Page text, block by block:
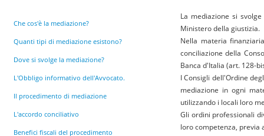
Che cos'è la mediazione?
Quanti tipi di mediazione esistono?
Dove si svolge la mediazione?
L'Obbligo informativo dell'Avvocato.
Il procedimento di mediazione
L'accordo conciliativo
Benefici fiscali del procedimento
La mediazione si
Ministero della giustizia.
Nella materia
conciliazione della
Banca d'Italia (art. 128-
I Consigli dell'Ordine
mediazione in ogni
utilizzando i locali loro
Gli ordini professionali
loro competenza, previa